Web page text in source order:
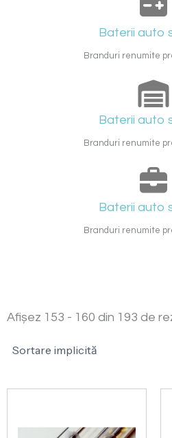
Baterii auto
Branduri renumite
Baterii auto
Branduri renumite
Baterii auto
Branduri renumite
Afișez 153 - 160 din 193 de